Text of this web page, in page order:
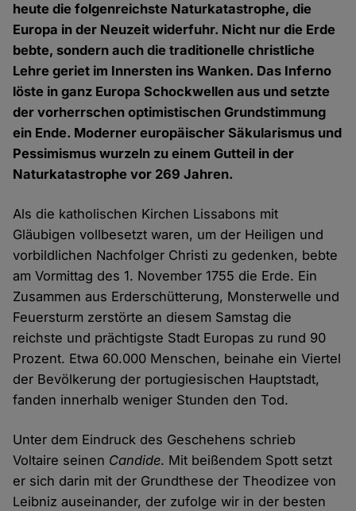
heute die folgenreichste Naturkatastrophe, die
Europa in der Neuzeit widerfuhr. Nicht nur die Erde
bebte, sondern auch die traditionelle christliche
Lehre geriet im Innersten ins Wanken. Das Inferno
löste in ganz Europa Schockwellen aus und setzte
der vorherrschen optimistischen Grundstimmung
ein Ende. Moderner europäischer Säkularismus und
Pessimismus wurzeln zu einem Gutteil in der
Naturkatastrophe vor 269 Jahren.
Als die katholischen Kirchen Lissabons mit
Gläubigen vollbesetzt waren, um der Heiligen und
vorbildlichen Nachfolger Christi zu gedenken, bebte
am Vormittag des 1. November 1755 die Erde. Ein
Zusammen aus Erderschütterung, Monsterwelle und
Feuersturm zerstörte an diesem Samstag die
reichste und prächtigste Stadt Europas zu rund 90
Prozent. Etwa 60.000 Menschen, beinahe ein Viertel
der Bevölkerung der portugiesischen Hauptstadt,
fanden innerhalb weniger Stunden den Tod.
Unter dem Eindruck des Geschehens schrieb
Voltaire seinen Candide. Mit beißendem Spott setzt
er sich darin mit der Grundthese der Theodizee von
Leibniz auseinander, der zufolge wir in der besten